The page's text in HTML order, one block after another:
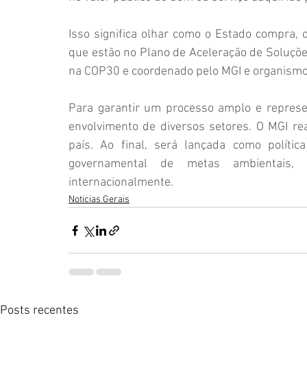
Isso significa olhar como o Estado
que estão no Plano de Aceleração de
na COP30 e coordenado pelo MGI e
Para garantir um processo amplo e
envolvimento de diversos setores. O MGI
país. Ao final, será lançada como
governamental de metas
internacionalmente.
Noticias Gerais
Posts recentes